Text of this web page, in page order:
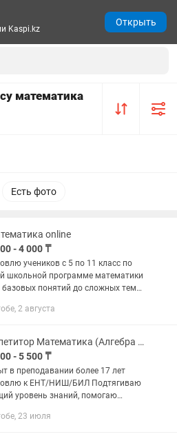
математика
Есть фото
online
- 4 000 ₸
учеников с 5 по 11 класс по
школьной программе математики
базовых понятий до сложных тем
программ по классам,
2 августа
Репетитор Математика (Алгебра и Геометрия)
- 5 500 ₸
в преподавании более 17 лет
к ЕНТ/НИШ/БИЛ Подтягиваю
уровень знаний, помогаю
подход к
23 июля
Kaspi.kz
Открыть